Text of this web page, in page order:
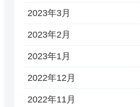
2023年3月
2023年2月
2023年1月
2022年12月
2022年11月